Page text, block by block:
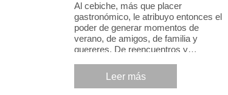
Al cebiche, más que placer
gastronómico, le atribuyo entonces el
poder de generar momentos de
verano, de amigos, de familia y
quereres. De reencuentros y
Leer más